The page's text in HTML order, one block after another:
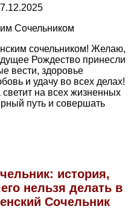
сочельником! Желаю,
Рождество принесли
вести, здоровье
и удачу во всех делах!
на всех жизненных
путь и совершать
история,
нельзя делать в
Сочельник